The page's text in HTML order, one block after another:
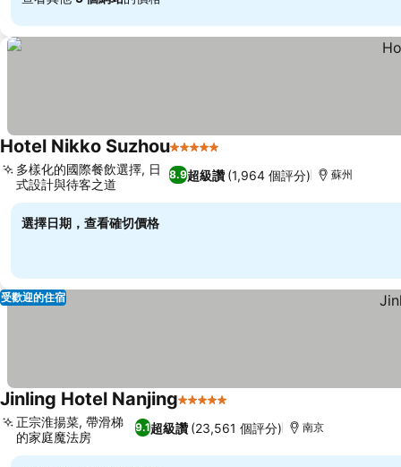
Hotel Nikko Suzhou5 星級
8.9超級讚 (1,964 個評分)
多樣化的國際餐飲選擇, 日
式設計與待客之道
蘇州
選擇日期，查看確切價格
受歡迎的住宿
Jinling Hotel Nanjing5 星級
9.1超級讚 (23,561 個評分)
正宗淮揚菜, 帶滑梯
的家庭魔法房
南京